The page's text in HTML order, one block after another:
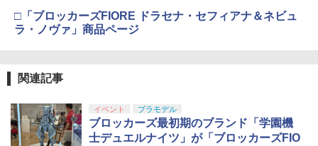
□「ブロッカーズFIORE ドラセナ・セフィアナ＆ネビュ
ラ・ノヴァ」商品ページ
関連記事
イベント プラモデル
ブロッカーズ最初期のブランド「学園機
士デュエルナイツ」が「ブロッカーズFIO